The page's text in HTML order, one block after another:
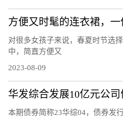
对很多女孩子来说，春夏时节选
中，简直方便又
2023-08-09
本期债券简称23华综04，债券发